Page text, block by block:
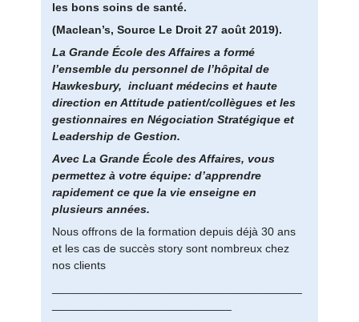
les bons soins de santé.
(Maclean’s, Source Le Droit 27 août 2019).
La Grande École des Affaires a formé
l’ensemble du personnel de l’hôpital de
Hawkesbury, incluant médecins et haute
direction en Attitude patient/collègues et les
gestionnaires en Négociation Stratégique et
Leadership de Gestion.
Avec La Grande École des Affaires, vous
permettez à votre équipe: d’apprendre
rapidement ce que la vie enseigne en
plusieurs années.
Nous offrons de la formation depuis déjà 30 ans
et les cas de succès story sont nombreux chez
nos clients